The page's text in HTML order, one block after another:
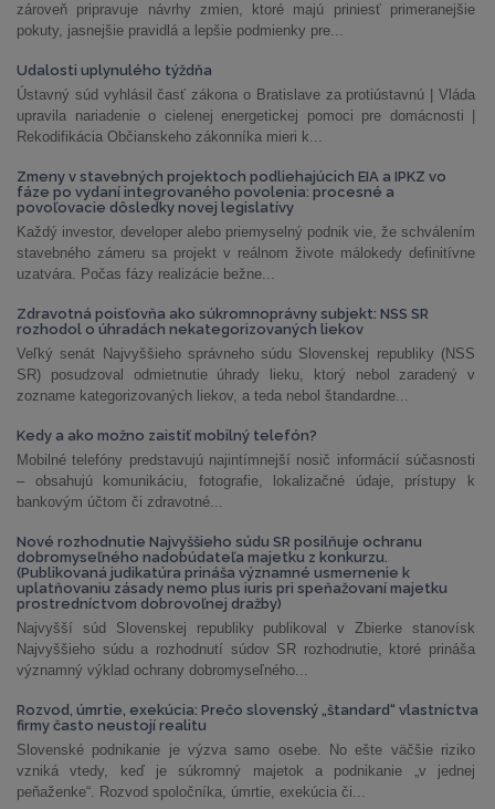
zároveň pripravuje návrhy zmien, ktoré majú priniesť primeranejšie
pokuty, jasnejšie pravidlá a lepšie podmienky pre...
Udalosti uplynulého týždňa
Ústavný súd vyhlásil časť zákona o Bratislave za protiústavnú | Vláda
upravila nariadenie o cielenej energetickej pomoci pre domácnosti |
Rekodifikácia Občianskeho zákonníka mieri k...
Zmeny v stavebných projektoch podliehajúcich EIA a IPKZ vo
fáze po vydaní integrovaného povolenia: procesné a
povoľovacie dôsledky novej legislatívy
Každý investor, developer alebo priemyselný podnik vie, že schválením
stavebného zámeru sa projekt v reálnom živote málokedy definitívne
uzatvára. Počas fázy realizácie bežne...
Zdravotná poisťovňa ako súkromnoprávny subjekt: NSS SR
rozhodol o úhradách nekategorizovaných liekov
Veľký senát Najvyššieho správneho súdu Slovenskej republiky (NSS
SR) posudzoval odmietnutie úhrady lieku, ktorý nebol zaradený v
zozname kategorizovaných liekov, a teda nebol štandardne...
Kedy a ako možno zaistiť mobilný telefón?
Mobilné telefóny predstavujú najintímnejší nosič informácií súčasnosti
– obsahujú komunikáciu, fotografie, lokalizačné údaje, prístupy k
bankovým účtom či zdravotné...
Nové rozhodnutie Najvyššieho súdu SR posilňuje ochranu
dobromyseľného nadobúdateľa majetku z konkurzu.
(Publikovaná judikatúra prináša významné usmernenie k
uplatňovaniu zásady nemo plus iuris pri speňažovaní majetku
prostredníctvom dobrovoľnej dražby)
Najvyšší súd Slovenskej republiky publikoval v Zbierke stanovísk
Najvyššieho súdu a rozhodnutí súdov SR rozhodnutie, ktoré prináša
významný výklad ochrany dobromyseľného...
Rozvod, úmrtie, exekúcia: Prečo slovenský „štandard“ vlastníctva
firmy často neustojí realitu
Slovenské podnikanie je výzva samo osebe. No ešte väčšie riziko
vzniká vtedy, keď je súkromný majetok a podnikanie „v jednej
peňaženke“. Rozvod spoločníka, úmrtie, exekúcia či...